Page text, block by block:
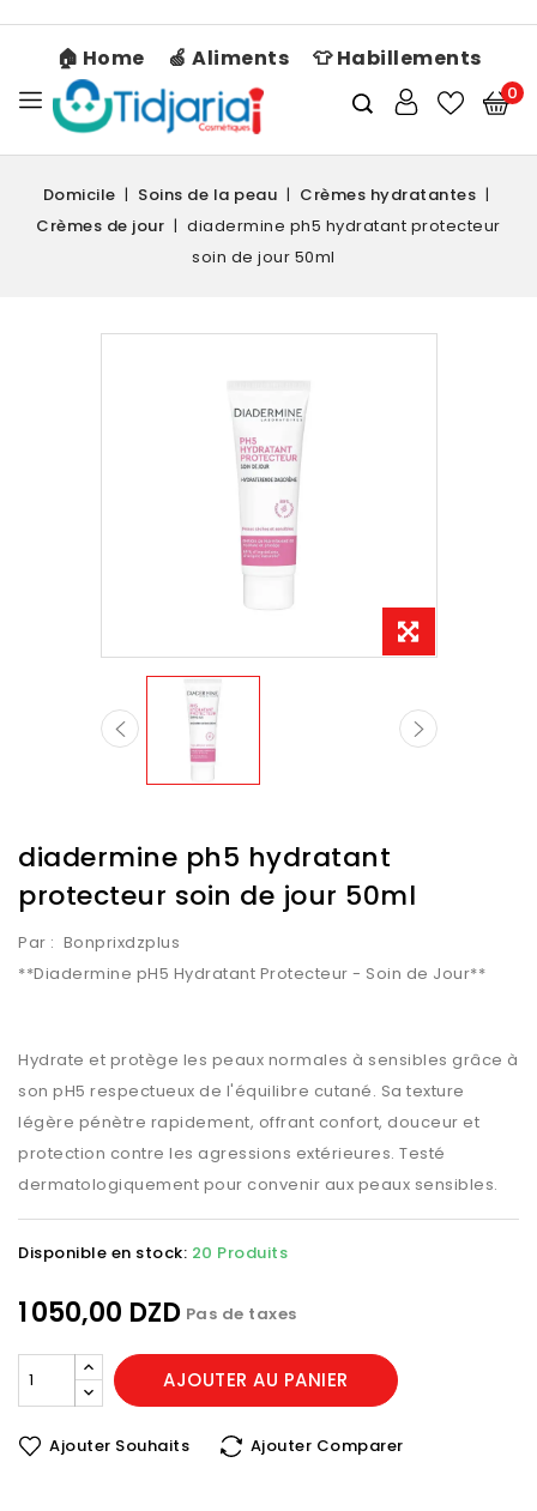
🏠 Home 🍏 Aliments 👕 Habillements
0
Domicile Soins de la peau
Crèmes hydratantes
Crèmes de jour
diadermine ph5 hydratant protecteur
soin de jour 50ml
diadermine ph5 hydratant
protecteur soin de jour 50ml
Par : Bonprixdzplus
**Diadermine pH5 Hydratant Protecteur - Soin de Jour**
Hydrate et protège les peaux normales à sensibles grâce à
son pH5 respectueux de l'équilibre cutané. Sa texture
légère pénètre rapidement, offrant confort, douceur et
protection contre les agressions extérieures. Testé
dermatologiquement pour convenir aux peaux sensibles.
Disponible en stock: 20 Produits
1 050,00 DZD Pas de taxes
AJOUTER AU PANIER
Ajouter Souhaits Ajouter Comparer